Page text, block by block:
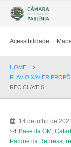
Acessibilidade |
HOME
FLÁVIO XAVIER
RECICLAVEIS
14 de julho de
Base da GM
Parque da Represa